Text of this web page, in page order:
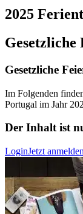
2025
Gesetzliche
Gesetzliche
Im Folgenden
Portugal im Jahr
Der Inhalt ist
LoginJetzt anmelden